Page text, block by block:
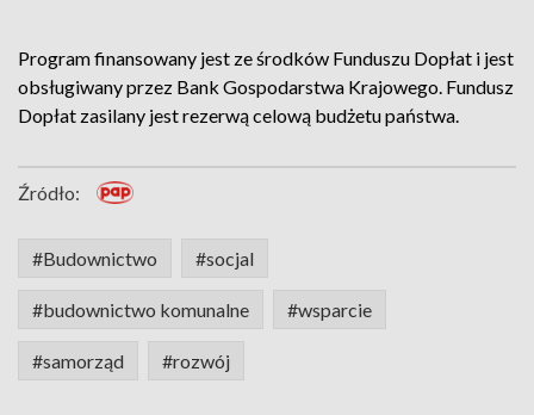
Program finansowany jest ze środków Funduszu Dopłat i jest
obsługiwany przez Bank Gospodarstwa Krajowego. Fundusz
Dopłat zasilany jest rezerwą celową budżetu państwa.
Źródło:
#Budownictwo #socjal
#budownictwo komunalne #wsparcie
#samorząd #rozwój